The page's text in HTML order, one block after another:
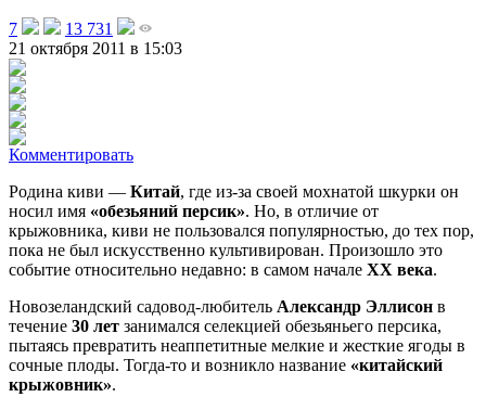
7
13 731
21 октября 2011 в 15:03
Комментировать
Родина киви — Китай, где из-за своей мохнатой шкурки он
носил имя «обезьяний персик». Но, в отличие от
крыжовника, киви не пользовался популярностью, до тех пор,
пока не был искусственно культивирован. Произошло это
событие относительно недавно: в самом начале ХХ века.
Новозеландский садовод-любитель Александр Эллисон в
течение 30 лет занимался селекцией обезьяньего персика,
пытаясь превратить неаппетитные мелкие и жесткие ягоды в
сочные плоды. Тогда-то и возникло название «китайский
крыжовник».